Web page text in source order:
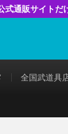
通販サイトだ
全国武道具